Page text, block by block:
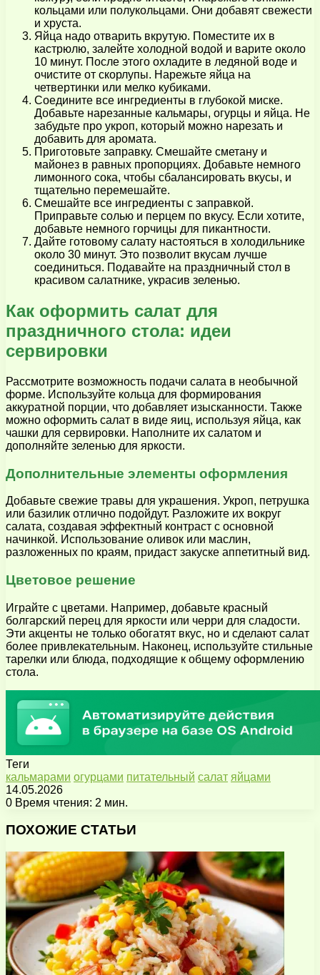
кольцами или полукольцами. Они добавят свежести
и хруста.
Яйца надо отварить вкрутую. Поместите их в
кастрюлю, залейте холодной водой и варите около
10 минут. После этого охладите в ледяной воде и
очистите от скорлупы. Нарежьте яйца на
четвертинки или мелко кубиками.
Соедините все ингредиенты в глубокой миске.
Добавьте нарезанные кальмары, огурцы и яйца. Не
забудьте про укроп, который можно нарезать и
добавить для аромата.
Приготовьте заправку. Смешайте сметану и
майонез в равных пропорциях. Добавьте немного
лимонного сока, чтобы сбалансировать вкусы, и
тщательно перемешайте.
Смешайте все ингредиенты с заправкой.
Приправьте солью и перцем по вкусу. Если хотите,
добавьте немного горчицы для пикантности.
Дайте готовому салату настояться в холодильнике
около 30 минут. Это позволит вкусам лучше
соединиться. Подавайте на праздничный стол в
красивом салатнике, украсив зеленью.
Как оформить салат для
праздничного стола: идеи
сервировки
Рассмотрите возможность подачи салата в необычной
форме. Используйте кольца для формирования
аккуратной порции, что добавляет изысканности. Также
можно оформить салат в виде яиц, используя яйца, как
чашки для сервировки. Наполните их салатом и
дополняйте зеленью для яркости.
Дополнительные элементы оформления
Добавьте свежие травы для украшения. Укроп, петрушка
или базилик отлично подойдут. Разложите их вокруг
салата, создавая эффектный контраст с основной
начинкой. Использование оливок или маслин,
разложенных по краям, придаст закуске аппетитный вид.
Цветовое решение
Играйте с цветами. Например, добавьте красный
болгарский перец для яркости или черри для сладости.
Эти акценты не только обогатят вкус, но и сделают салат
более привлекательным. Наконец, используйте стильные
тарелки или блюда, подходящие к общему оформлению
стола.
Теги
кальмарами огурцами питательный салат яйцами
14.05.2026
0 Время чтения: 2 мин.
через
почту
ПОХОЖИЕ СТАТЬИ